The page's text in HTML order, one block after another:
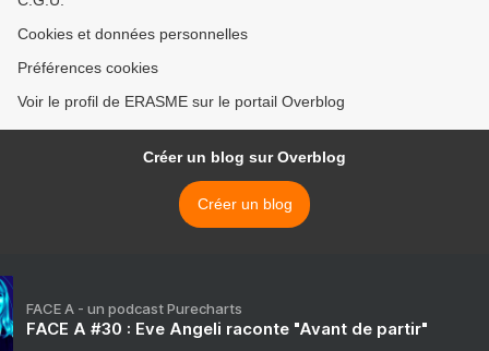
Cookies et données personnelles
Préférences cookies
Voir le profil de ERASME sur le portail Overblog
Créer un blog sur Overblog
Créer un blog
FACE A - un podcast Purecharts
FACE A #30 : Eve Angeli raconte "Avant de partir"